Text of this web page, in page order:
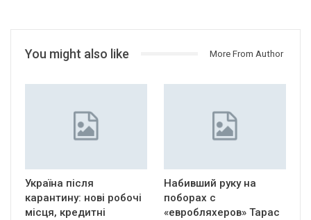
You might also like More From Author
Україна після
карантину: нові робочі
місця, кредитні
Набивший руку на
поборах с
«евробляхеров» Тарас